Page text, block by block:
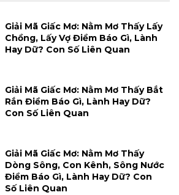
Giải Mã Giấc Mơ: Nằm Mơ Thấy Lấy
Chồng, Lấy Vợ Điềm Báo Gì, Lành
Hay Dữ? Con Số Liên Quan
Giải Mã Giấc Mơ: Nằm Mơ Thấy Bắt
Rắn Điềm Báo Gì, Lành Hay Dữ?
Con Số Liên Quan
Giải Mã Giấc Mơ: Nằm Mơ Thấy
Dòng Sông, Con Kênh, Sông Nước
Điềm Báo Gì, Lành Hay Dữ? Con
Số Liên Quan